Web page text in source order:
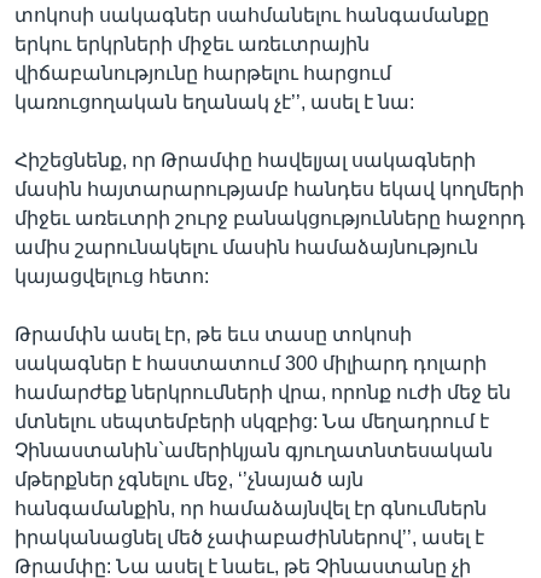
տոկոսի սակագներ սահմանելու հանգամանքը
երկու երկրների միջեւ առեւտրային
վիճաբանությունը հարթելու հարցում
կառուցողական եղանակ չէ’’, ասել է նա:
Հիշեցնենք, որ Թրամփը հավելյալ սակագների
մասին հայտարարությամբ հանդես եկավ կողմերի
միջեւ առեւտրի շուրջ բանակցությունները հաջորդ
ամիս շարունակելու մասին համաձայնություն
կայացվելուց հետո:
Թրամփն ասել էր, թե եւս տասը տոկոսի
սակագներ է հաստատում 300 միլիարդ դոլարի
համարժեք ներկրումների վրա, որոնք ուժի մեջ են
մտնելու սեպտեմբերի սկզբից: Նա մեղադրում է
Չինաստանին`ամերիկյան գյուղատնտեսական
մթերքներ չգնելու մեջ, ‘’չնայած այն
հանգամանքին, որ համաձայնվել էր գնումներն
իրականացնել մեծ չափաբաժիններով’’, ասել է
Թրամփը: Նա ասել է նաեւ, թե Չինաստանը չի